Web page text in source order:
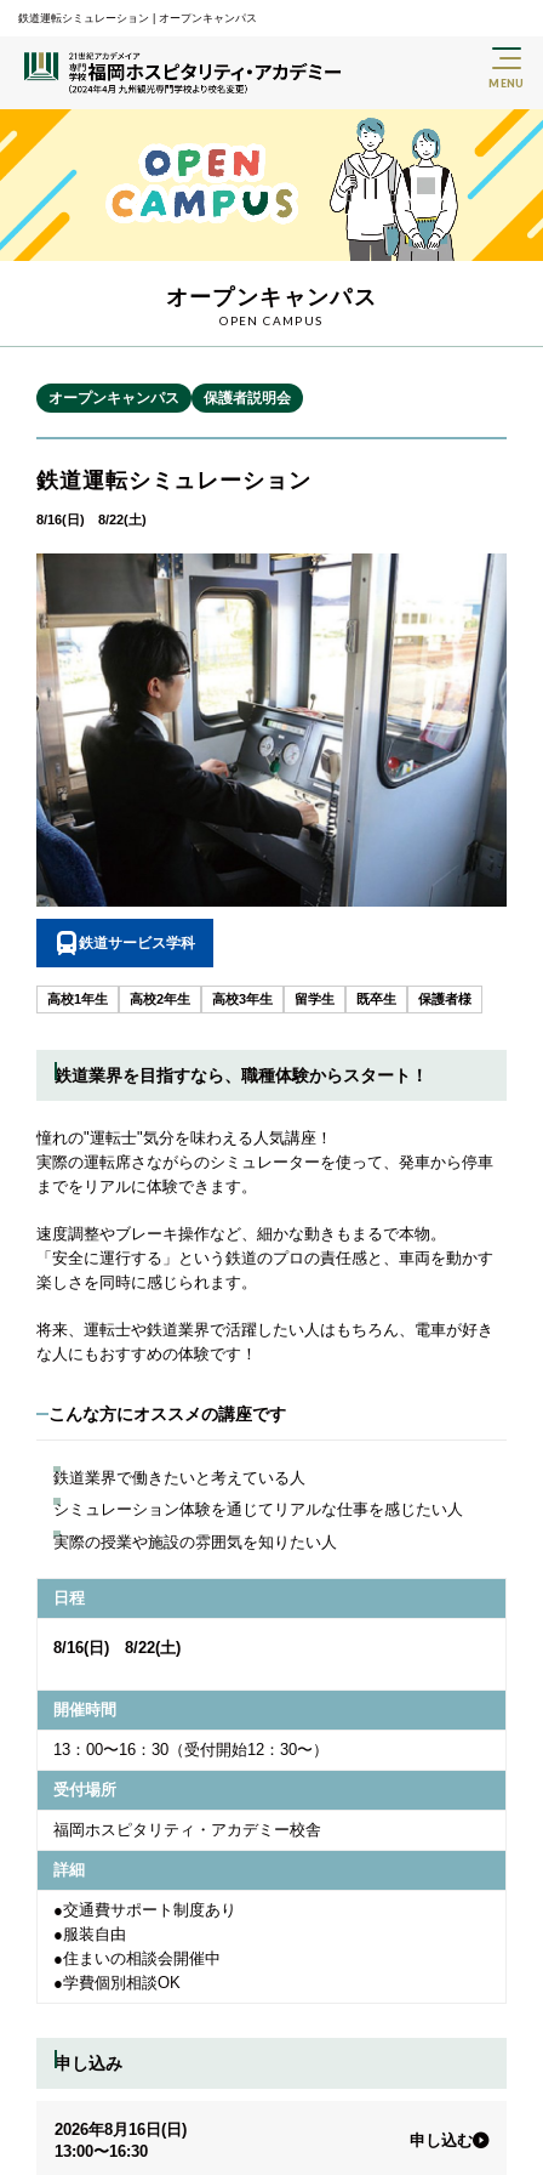
鉄道運転シミュレーション | オープンキャンパス
オープンキャンパス
OPEN CAMPUS
オープンキャンパス 保護者説明会
鉄道運転シミュレーション
8/16(日) 8/22(土)
鉄道サービス学科
高校1年生 高校2年生 高校3年生 留学生 既卒生 保護者様
鉄道業界を目指すなら、職種体験からスタート！
憧れの"運転士"気分を味わえる人気講座！
実際の運転席さながらのシミュレーターを使って、発車から停車
までをリアルに体験できます。
速度調整やブレーキ操作など、細かな動きもまるで本物。
「安全に運行する」という鉄道のプロの責任感と、車両を動かす
楽しさを同時に感じられます。
将来、運転士や鉄道業界で活躍したい人はもちろん、電車が好き
な人にもおすすめの体験です！
こんな方にオススメの講座です
鉄道業界で働きたいと考えている人
シミュレーション体験を通じてリアルな仕事を感じたい人
実際の授業や施設の雰囲気を知りたい人
日程
8/16(日) 8/22(土)
開催時間
13：00〜16：30（受付開始12：30〜）
受付場所
福岡ホスピタリティ・アカデミー校舎
詳細
●交通費サポート制度あり
●服装自由
●住まいの相談会開催中
●学費個別相談OK
申し込み
2026年8月16日(日)
13:00〜16:30
申し込む